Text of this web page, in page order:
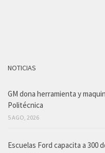
NOTICIAS
GM dona herramienta y
Politécnica
5 AGO, 2026
Escuelas Ford capacita a 300